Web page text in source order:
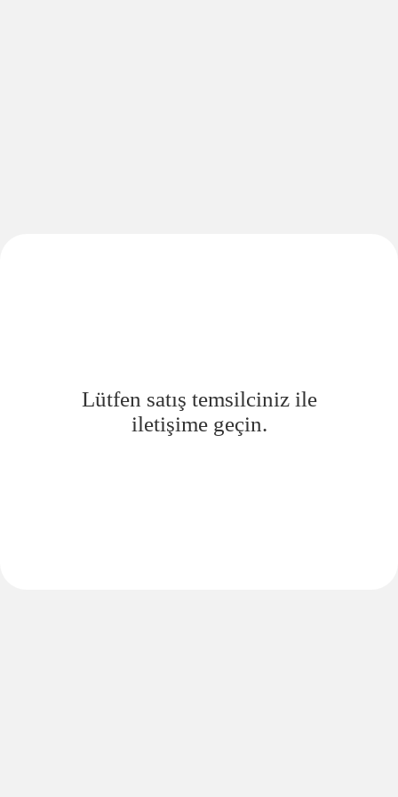
Lütfen satış temsilciniz ile
iletişime geçin.